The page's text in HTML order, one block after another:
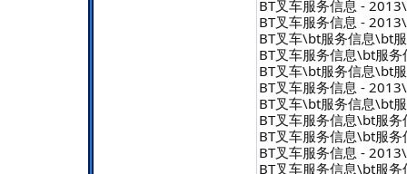
BT叉车服务信息 -
BT叉车服务信息 -
BT叉车\bt服务信息\bt
BT叉车服务信息\bt服
BT叉车\bt服务信息\bt
BT叉车服务信息 -
BT叉车\bt服务信息\bt
BT叉车服务信息\bt服
BT叉车服务信息\bt服
BT叉车服务信息 -
BT叉车服务信息\bt服